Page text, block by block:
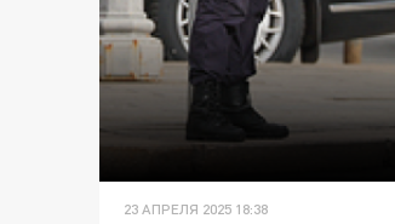
23 АПРЕЛЯ 2025 18:38